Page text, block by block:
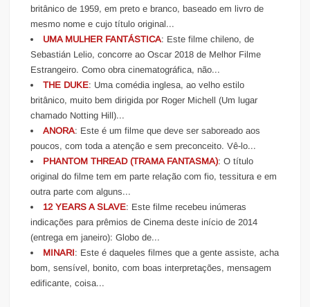
britânico de 1959, em preto e branco, baseado em livro de
mesmo nome e cujo título original...
UMA MULHER FANTÁSTICA: Este filme chileno, de
Sebastián Lelio, concorre ao Oscar 2018 de Melhor Filme
Estrangeiro. Como obra cinematográfica, não...
THE DUKE: Uma comédia inglesa, ao velho estilo
britânico, muito bem dirigida por Roger Michell (Um lugar
chamado Notting Hill)...
ANORA: Este é um filme que deve ser saboreado aos
poucos, com toda a atenção e sem preconceito. Vê-lo...
PHANTOM THREAD (TRAMA FANTASMA): O título
original do filme tem em parte relação com fio, tessitura e em
outra parte com alguns...
12 YEARS A SLAVE: Este filme recebeu inúmeras
indicações para prêmios de Cinema deste início de 2014
(entrega em janeiro): Globo de...
MINARI: Este é daqueles filmes que a gente assiste, acha
bom, sensível, bonito, com boas interpretações, mensagem
edificante, coisa...